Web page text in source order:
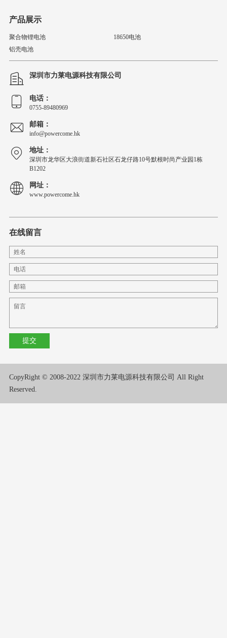
产品展示
聚合物锂电池
18650电池
铝壳电池
深圳市力莱电源科技有限公司
电话：
0755-89480969
邮箱：
info@powercome.hk
地址：
深圳市龙华区大浪街道新石社区石龙仔路10号默根时尚产业园1栋
B1202
网址：
www.powercome.hk
在线留言
CopyRight © 2008-2022 深圳市力莱电源科技有限公司 All Right
Reserved.